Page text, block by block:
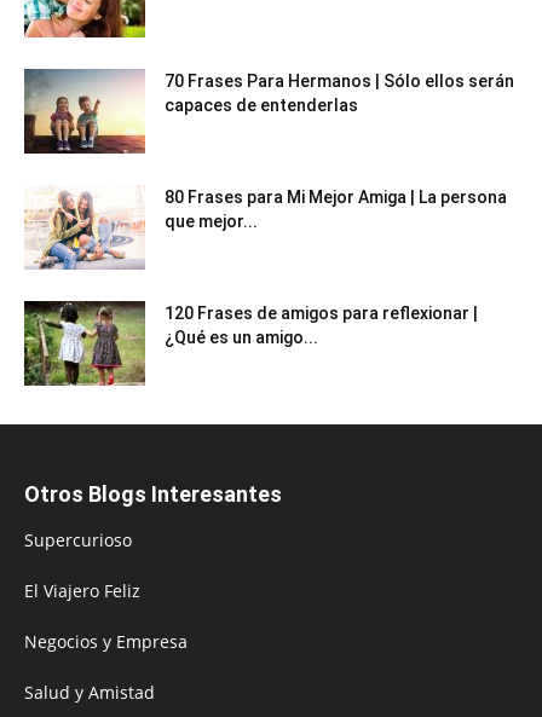
70 Frases Para Hermanos | Sólo ellos serán
capaces de entenderlas
80 Frases para Mi Mejor Amiga | La persona
que mejor...
120 Frases de amigos para reflexionar |
¿Qué es un amigo...
Otros Blogs Interesantes
Supercurioso
El Viajero Feliz
Negocios y Empresa
Salud y Amistad